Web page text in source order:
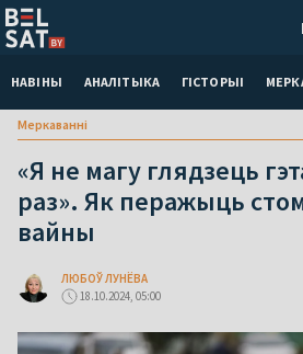
НАВІНЫ АНАЛІТЫКА ГІСТОРЫІ
Меркаваннi
«Я не магу глядзець
раз». Як перажыць
вайны
ЛЮБОЎ ЛУНЁВА
18.10.2024, 05:00